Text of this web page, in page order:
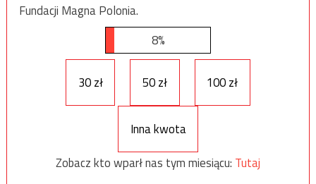
Fundacji Magna Polonia.
8%
30 zł 50 zł 100 zł
Inna kwota
Zobacz kto wparł nas tym miesiącu: Tutaj